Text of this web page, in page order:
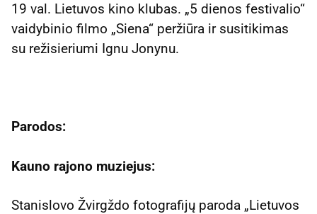
19 val. Lietuvos kino klubas. „5 dienos festivalio“
vaidybinio filmo „Siena“ peržiūra ir susitikimas
su režisieriumi Ignu Jonynu.
Parodos:
Kauno rajono muziejus:
Stanislovo Žvirgždo fotografijų paroda „Lietuvos